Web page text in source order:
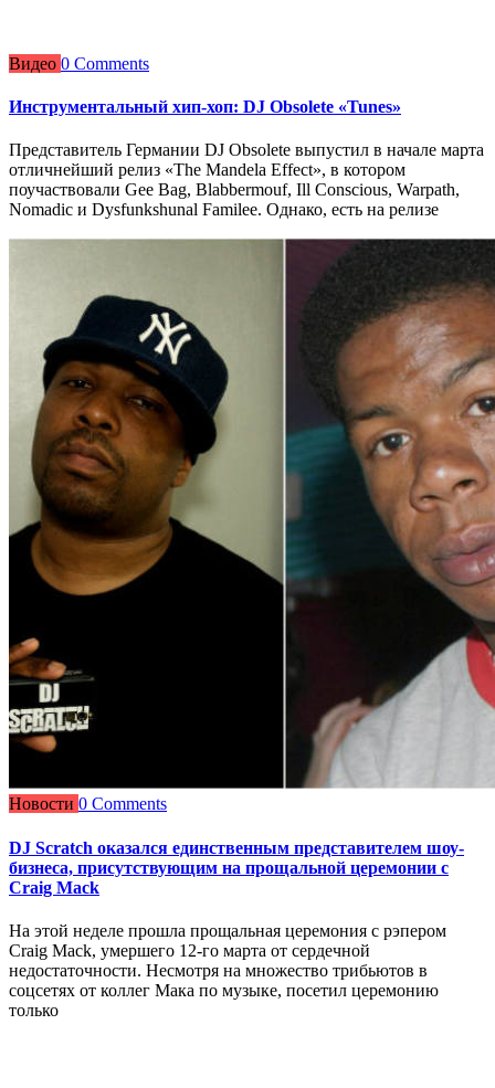
Видео 0 Comments
Инструментальный хип-хоп: DJ Obsolete «Tunes»
Представитель Германии DJ Obsolete выпустил в начале марта
отличнейший релиз «The Mandela Effect», в котором
поучаствовали Gee Bag, Blabbermouf, Ill Conscious, Warpath,
Nomadic и Dysfunkshunal Familee. Однако, есть на релизе
Новости 0 Comments
DJ Scratch оказался единственным представителем шоу-
бизнеса, присутствующим на прощальной церемонии с
Craig Mack
На этой неделе прошла прощальная церемония с рэпером
Craig Mack, умершего 12-го марта от сердечной
недостаточности. Несмотря на множество трибьютов в
соцсетях от коллег Мака по музыке, посетил церемонию
только